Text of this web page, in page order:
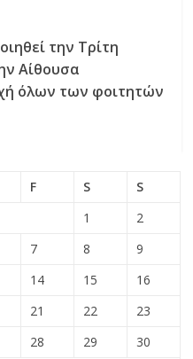
την Τρίτη
Αίθουσα
όλων των φοιτητών
F S
S
1
2
7 8
9
14 15
16
21 22
23
28 29
30